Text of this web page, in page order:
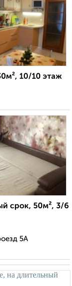
10/10 этаж
срок, 50м², 3/6
5А